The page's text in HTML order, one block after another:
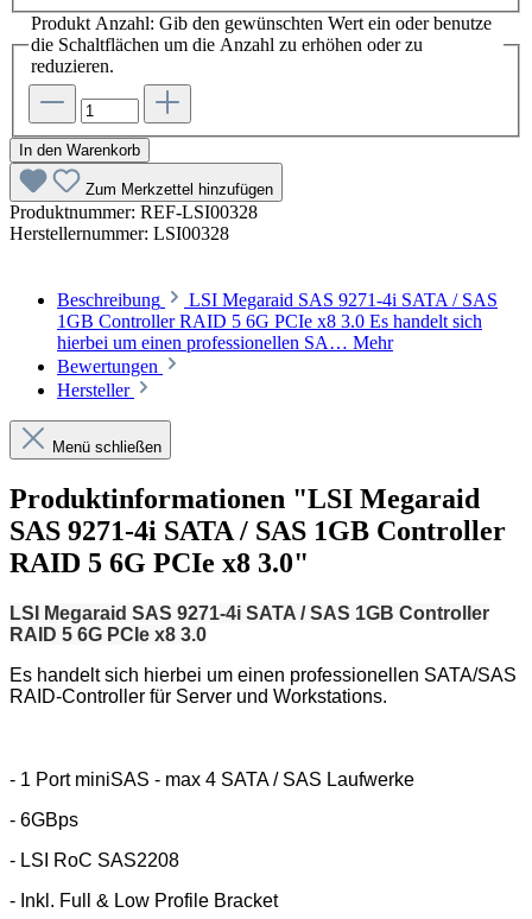
Produkt Anzahl: Gib den gewünschten Wert ein oder benutze
die Schaltflächen um die Anzahl zu erhöhen oder zu
reduzieren.
In den Warenkorb
Zum Merkzettel hinzufügen
Produktnummer: REF-LSI00328
Herstellernummer: LSI00328
Beschreibung
LSI Megaraid SAS 9271-4i SATA / SAS
1GB Controller RAID 5 6G PCIe x8 3.0 Es handelt sich
hierbei um einen professionellen SA… Mehr
Bewertungen
Hersteller
Menü schließen
Produktinformationen "LSI Megaraid
SAS 9271-4i SATA / SAS 1GB Controller
RAID 5 6G PCIe x8 3.0"
LSI Megaraid SAS 9271-4i SATA / SAS 1GB Controller
RAID 5 6G PCIe x8 3.0
Es handelt sich hierbei um einen professionellen SATA/SAS
RAID-Controller für Server und Workstations.
- 1 Port miniSAS - max 4 SATA / SAS Laufwerke
- 6GBps
- LSI RoC SAS2208
- Inkl. Full & Low Profile Bracket